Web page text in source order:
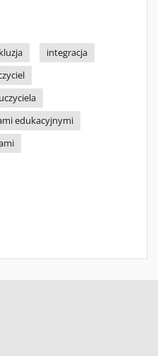
integracja
edukacyjnymi